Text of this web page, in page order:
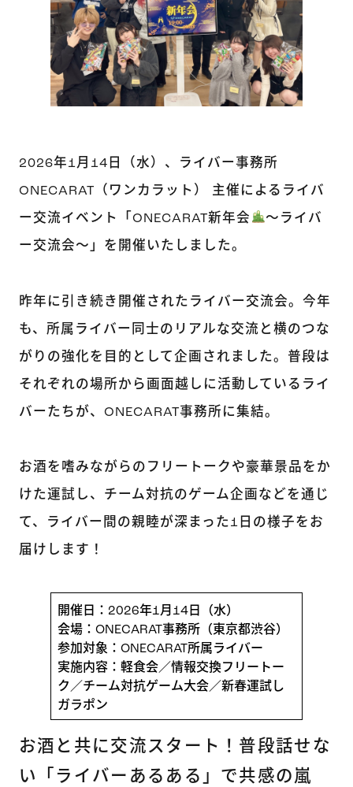
2026年1月14日（水）、ライバー事務所
ONECARAT（ワンカラット） 主催によるライバ
ー交流イベント「ONECARAT新年会 〜ライバ
ー交流会〜」を開催いたしました。
昨年に引き続き開催されたライバー交流会。今年
も、所属ライバー同士のリアルな交流と横のつな
がりの強化を目的として企画されました。普段は
それぞれの場所から画面越しに活動しているライ
バーたちが、ONECARAT事務所に集結。
お酒を嗜みながらのフリートークや豪華景品をか
けた運試し、チーム対抗のゲーム企画などを通じ
て、ライバー間の親睦が深まった1日の様子をお
届けします！
開催日：2026年1月14日（水）
会場：ONECARAT事務所（東京都渋谷）
参加対象：ONECARAT所属ライバー
実施内容：軽食会／情報交換フリートー
ク／チーム対抗ゲーム大会／新春運試し
ガラポン
お酒と共に交流スタート！普段話せな
い「ライバーあるある」で共感の嵐